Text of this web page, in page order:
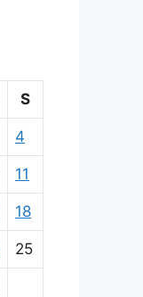
S
4
11
18
25